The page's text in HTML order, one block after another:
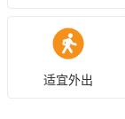
适宜外出